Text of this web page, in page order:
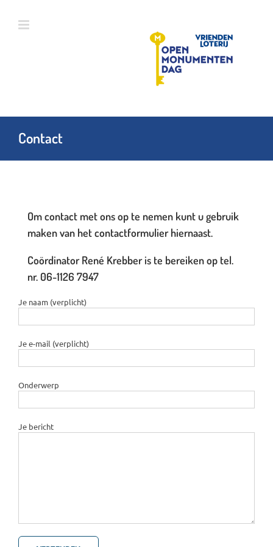
inhoud
Contact
Om contact met ons op te nemen kunt u gebruik
maken van het contactformulier hiernaast.
Coördinator René Krebber is te bereiken op tel.
nr. 06-1126 7947
Je naam (verplicht)
Je e-mail (verplicht)
Onderwerp
Je bericht